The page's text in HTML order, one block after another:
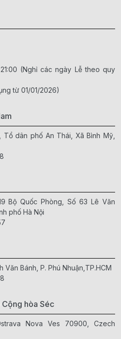
(Nghỉ các ngày Lễ theo quy
từ 01/01/2026)
dân phố An Thái, Xã Bình Mỹ,
Bộ Quốc Phòng, Số 63 Lê Văn
phố Hà Nội
Bánh, P. Phú Nhuận,TP.HCM
hòa Séc
Nova Ves 70900, Czech